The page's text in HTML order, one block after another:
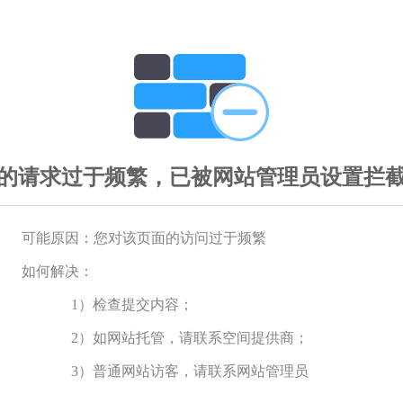
请求过于频繁，已被网站管理员设置拦
可能原因：您对该页面的访问过于频繁
如何解决：
1）检查提交内容；
2）如网站托管，请联系空间提供商；
3）普通网站访客，请联系网站管理员